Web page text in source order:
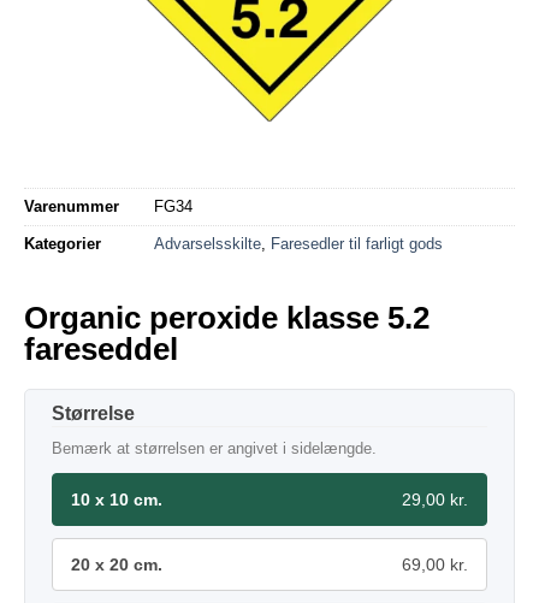
Varenummer FG34
Kategorier Advarselsskilte Faresedler til farligt gods
Organic peroxide klasse 5.2
fareseddel
Størrelse
Bemærk at størrelsen er angivet i sidelængde.
10 x 10 cm. 29,00 kr.
20 x 20 cm. 69,00 kr.